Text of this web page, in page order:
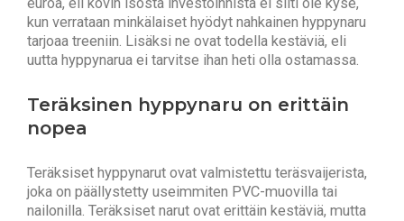
kun verrataan minkälaiset hyödyt nahkainen hyppynaru
tarjoaa treeniin. Lisäksi ne ovat todella kestäviä, eli
uutta hyppynarua ei tarvitse ihan heti olla ostamassa.
Teräksinen hyppynaru on erittäin
nopea
Teräksiset hyppynarut ovat valmistettu teräsvaijerista,
joka on päällystetty useimmiten PVC-muovilla tai
nailonilla. Teräksiset narut ovat erittäin kestäviä, mutta